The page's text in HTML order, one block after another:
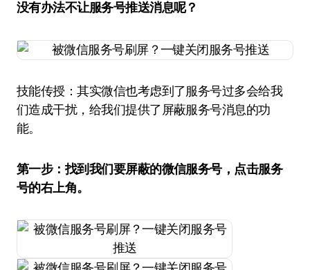
没有办法不让服务号推送消息呢？
技能传授：其实微信也考虑到了服务号过多会给我
们造成干扰，给我们提供了屏蔽服务号消息的功
能。
第一步：找到我们要屏蔽的微信服务号，点击服务
号的右上角。